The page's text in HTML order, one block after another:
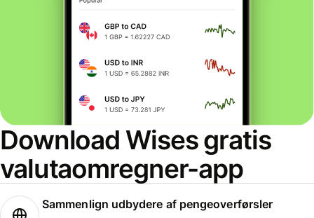
Download Wises gratis
valutaomregner-app
Sammenlign udbydere af pengeoverførsler